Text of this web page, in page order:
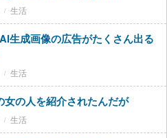
生活
生成画像の広告がたくさん出る
生活
女の人を紹介されたんだが
生活